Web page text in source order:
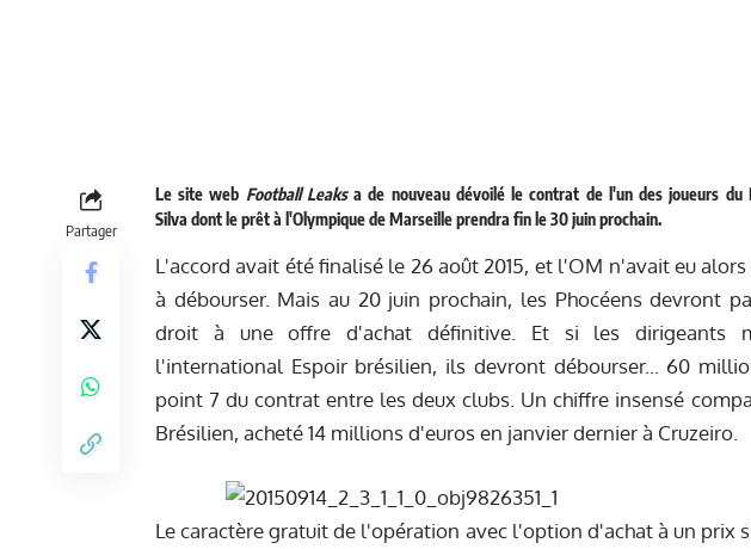
Partager
Le site web Football Leaksa de nouveau dévoilé le contrat de l'un des joueurs
Silva dont le prêt à l'Olympique de Marseille prendra fin le 30 juin prochain.
L'accord avait été finalisé le 26 août 2015, et l'OM n'avait eu
à débourser. Mais au 20 juin prochain, les Phocéens devront
droit à une offre d'achat définitive. Et si les dirigeants
l'international Espoir brésilien, ils devront débourser... 60
point 7 du contrat entre les deux clubs. Un chiffre insensé
Brésilien, acheté 14 millions d'euros en janvier dernier à Cruzeiro.
Le caractère gratuit de l'opération avec l'option d'achat à un prix